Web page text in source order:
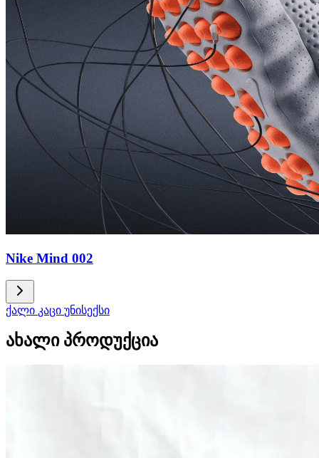
Nike Mind 002
ქალი კაცი უნისექსი
ახალი პროდუქცია